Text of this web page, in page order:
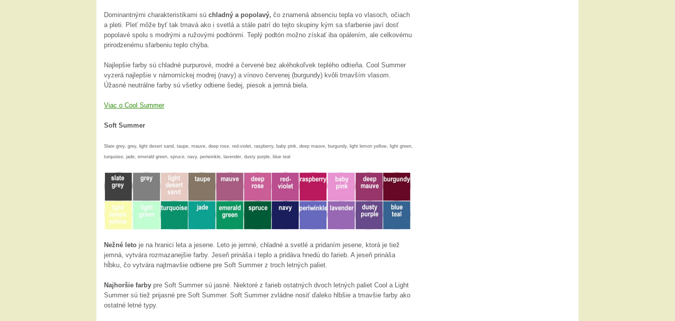
Dominantnými charakteristikami sú chladný a popolavý, čo znamená absenciu tepla vo vlasoch, očiach
a pleti. Pleť môže byť tak tmavá ako i svetlá a stále patrí do tejto skupiny kým sa sfarbenie javí dosť
popolavé spolu s modrými a ružovými podtónmi. Teplý podtón možno získať iba opálením, ale celkovému
prirodzenému sfarbeniu teplo chýba.
Najlepšie farby sú chladné purpurové, modré a červené bez akéhokoľvek teplého odtieňa. Cool Summer
vyzerá najlepšie v námorníckej modrej (navy) a vínovo červenej (burgundy) kvôli tmavším vlasom.
Úžasné neutrálne farby sú všetky odtiene šedej, piesok a jemná biela.
Viac o Cool Summer
Soft Summer
Slate grey, grey, light desert sand, taupe, mauve, deep rose, red-violet, raspberry, baby pink, deep mauve, burgundy, light lemon yellow, light green,
turquoise, jade, emerald green, spruce, navy, periwinkle, lavender, dusty purple, blue teal
Nežné leto je na hranici leta a jesene. Leto je jemné, chladné a svetlé a pridaním jesene, ktorá je tiež
jemná, vytvára rozmazanejšie farby. Jeseň prináša i teplo a pridáva hnedú do farieb. A jeseň prináša
hĺbku, čo vytvára najtmavšie odtiene pre Soft Summer z troch letných paliet.
Najhoršie farby pre Soft Summer sú jasné. Niektoré z farieb ostatných dvoch letných paliet Cool a Light
Summer sú tiež prijasné pre Soft Summer. Soft Summer zvládne nosiť ďaleko hlbšie a tmavšie farby ako
ostatné letné typy.